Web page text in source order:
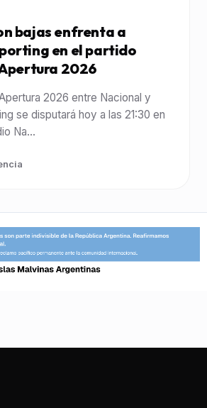
bajas enfrenta a
en el partido
2026
2026 entre Nacional y
se disputará hoy a las 21:30 en
Na...